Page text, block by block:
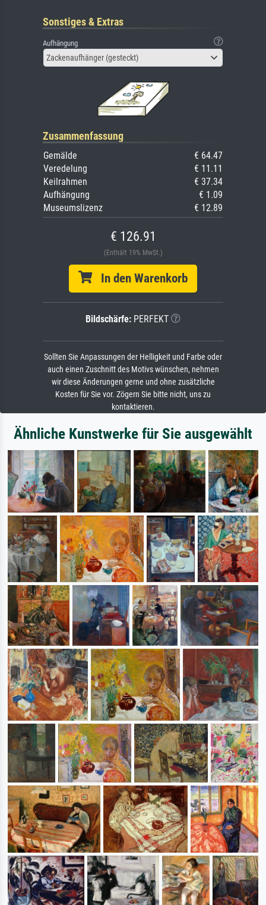
Sonstiges & Extras
Aufhängung
Zackenaufhänger (gesteckt)
Zusammenfassung
Gemälde
€ 64.47
Veredelung
€ 11.11
Keilrahmen
€ 37.34
Aufhängung
€ 1.09
Museumslizenz
€ 12.89
€ 126.91
(Enthält 19% MwSt.)
In den Warenkorb
Bildschärfe: PERFEKT
Sollten Sie Anpassungen der Helligkeit und Farbe oder
auch einen Zuschnitt des Motivs wünschen, nehmen
wir diese Änderungen gerne und ohne zusätzliche
Kosten für Sie vor. Zögern Sie bitte nicht, uns zu
kontaktieren.
Ähnliche Kunstwerke für Sie ausgewählt